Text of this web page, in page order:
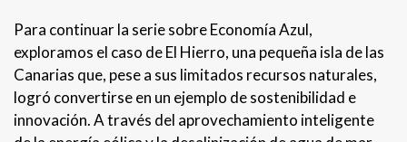
Para continuar la serie sobre Economía Azul,
exploramos el caso de El Hierro, una pequeña isla de las
Canarias que, pese a sus limitados recursos naturales,
logró convertirse en un ejemplo de sostenibilidad e
innovación. A través del aprovechamiento inteligente